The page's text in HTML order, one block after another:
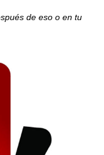
de eso o en tu